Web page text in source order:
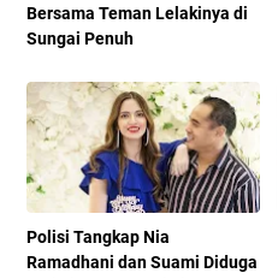
Bersama Teman Lelakinya di
Sungai Penuh
Polisi Tangkap Nia
Ramadhani dan Suami Diduga